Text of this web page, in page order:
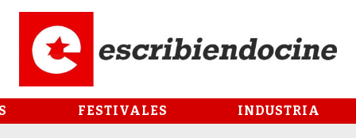
FESTIVALES INDUSTRIA